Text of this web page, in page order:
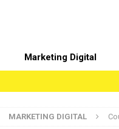
Marketing Digital
MARKETING DIGITAL